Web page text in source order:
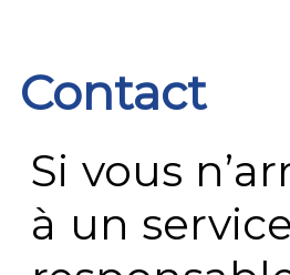
Contact
Si vous
à un